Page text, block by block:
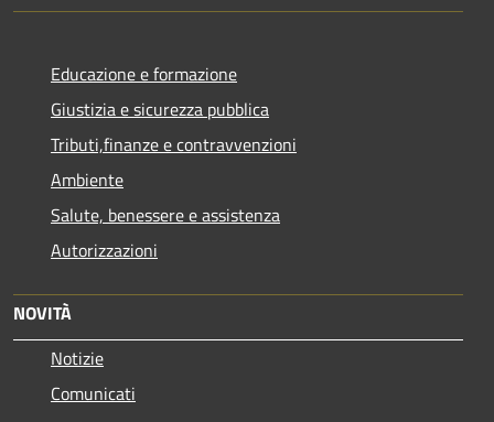
Educazione e formazione
Giustizia e sicurezza pubblica
Tributi,finanze e contravvenzioni
Ambiente
Salute, benessere e assistenza
Autorizzazioni
NOVITÀ
Notizie
Comunicati